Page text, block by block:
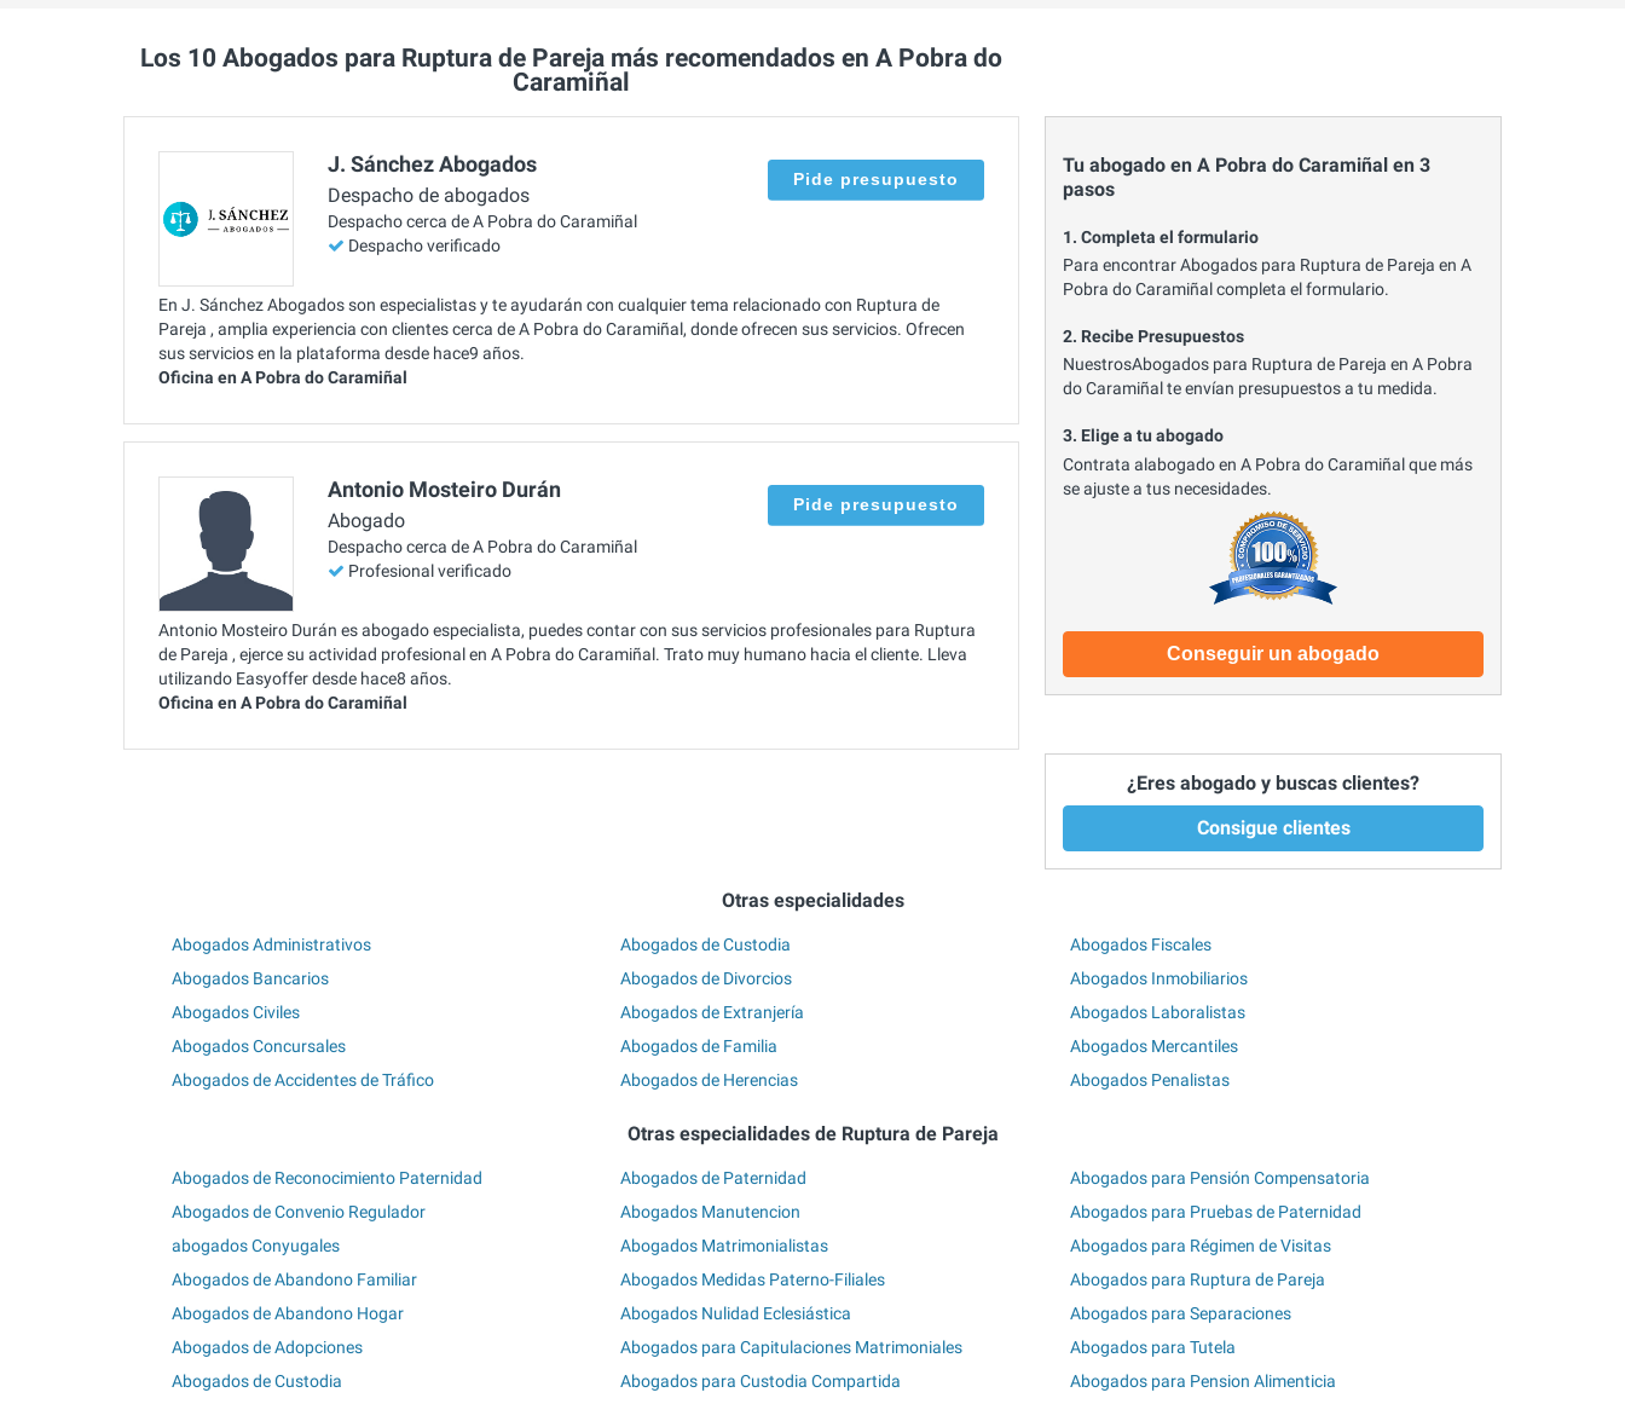
Los 10 Abogados para Ruptura de Pareja más recomendados en A Pobra do
Caramiñal
J. Sánchez Abogados
Despacho de abogados
Despacho cerca de A Pobra do Caramiñal
Despacho verificado
Pide presupuesto
En J. Sánchez Abogados son especialistas y te ayudarán con cualquier tema relacionado con Ruptura de
Pareja , amplia experiencia con clientes cerca de A Pobra do Caramiñal, donde ofrecen sus servicios. Ofrecen
sus servicios en la plataforma desde hace9 años.
Oficina en A Pobra do Caramiñal
Antonio Mosteiro Durán
Abogado
Despacho cerca de A Pobra do Caramiñal
Profesional verificado
Pide presupuesto
Antonio Mosteiro Durán es abogado especialista, puedes contar con sus servicios profesionales para Ruptura
de Pareja , ejerce su actividad profesional en A Pobra do Caramiñal. Trato muy humano hacia el cliente. Lleva
utilizando Easyoffer desde hace8 años.
Oficina en A Pobra do Caramiñal
Tu abogado en A Pobra do Caramiñal en 3
pasos
1. Completa el formulario
Para encontrar Abogados para Ruptura de Pareja en A
Pobra do Caramiñal completa el formulario.
2. Recibe Presupuestos
NuestrosAbogados para Ruptura de Pareja en A Pobra
do Caramiñal te envían presupuestos a tu medida.
3. Elige a tu abogado
Contrata alabogado en A Pobra do Caramiñal que más
se ajuste a tus necesidades.
Conseguir un abogado
¿Eres abogado y buscas clientes?
Consigue clientes
Otras especialidades
Abogados Administrativos
Abogados Bancarios
Abogados Civiles
Abogados Concursales
Abogados de Accidentes de Tráfico
Abogados de Custodia
Abogados de Divorcios
Abogados de Extranjería
Abogados de Familia
Abogados de Herencias
Abogados Fiscales
Abogados Inmobiliarios
Abogados Laboralistas
Abogados Mercantiles
Abogados Penalistas
Otras especialidades de Ruptura de Pareja
Abogados de Reconocimiento Paternidad
Abogados de Convenio Regulador
abogados Conyugales
Abogados de Abandono Familiar
Abogados de Abandono Hogar
Abogados de Adopciones
Abogados de Custodia
Abogados de Paternidad
Abogados Manutencion
Abogados Matrimonialistas
Abogados Medidas Paterno-Filiales
Abogados Nulidad Eclesiástica
Abogados para Capitulaciones Matrimoniales
Abogados para Custodia Compartida
Abogados para Pensión Compensatoria
Abogados para Pruebas de Paternidad
Abogados para Régimen de Visitas
Abogados para Ruptura de Pareja
Abogados para Separaciones
Abogados para Tutela
Abogados para Pension Alimenticia